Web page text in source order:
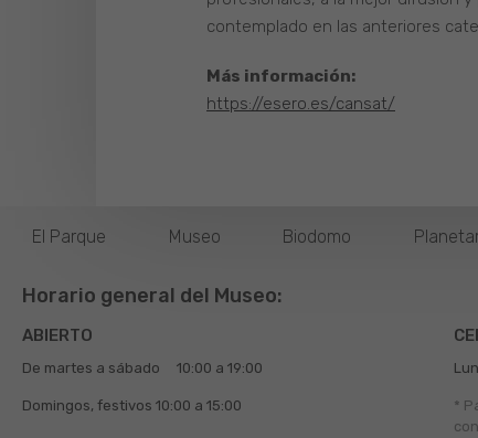
contemplado en las anteriores
Más información:
https://esero.es/cansat/
El Parque Museo Biodomo
Horario general del Museo:
ABIERTO
De martes a sábado 10:00 a 19:00
Domingos, festivos 10:00 a 15:00
*